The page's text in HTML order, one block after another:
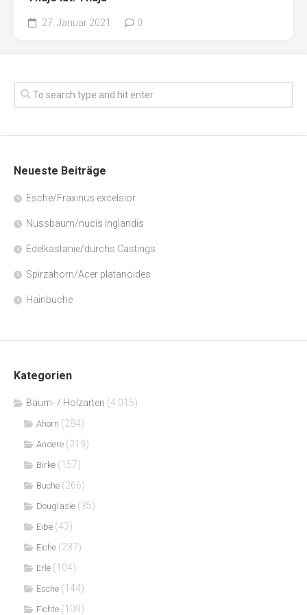
27. Januar 2021 0
Neueste Beiträge
Esche/Fraxinus excelsior
Nussbaum/nucis inglandis
Edelkastanie/durchs Castings
Spirzahorn/Acer platanoides
Hainbuche
Kategorien
Bäum- / Holzarten (4.015)
Ahorn (284)
Andere (219)
Birke (157)
Buche (266)
Douglasie (35)
Eibe (43)
Eiche (237)
Erle (104)
Esche (144)
Fichte (109)